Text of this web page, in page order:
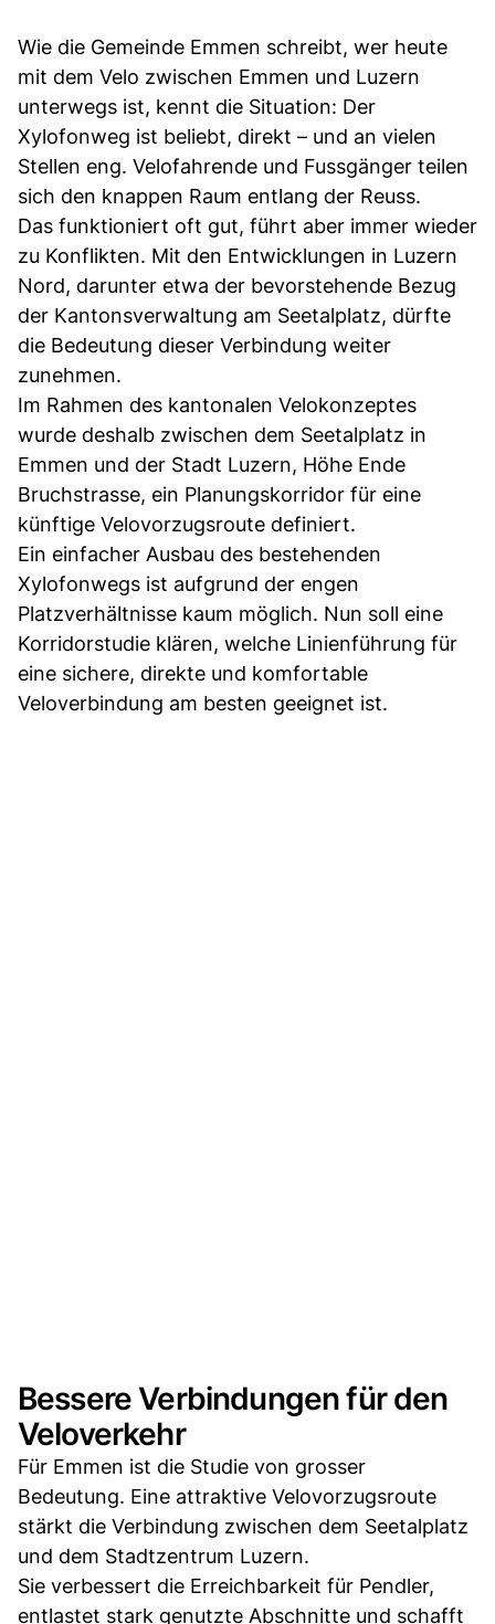
Wie die Gemeinde Emmen schreibt, wer heute
mit dem Velo zwischen Emmen und Luzern
unterwegs ist, kennt die Situation: Der
Xylofonweg ist beliebt, direkt – und an vielen
Stellen eng. Velofahrende und Fussgänger teilen
sich den knappen Raum entlang der Reuss.
Das funktioniert oft gut, führt aber immer wieder
zu Konflikten. Mit den Entwicklungen in Luzern
Nord, darunter etwa der bevorstehende Bezug
der Kantonsverwaltung am Seetalplatz, dürfte
die Bedeutung dieser Verbindung weiter
zunehmen.
Im Rahmen des kantonalen Velokonzeptes
wurde deshalb zwischen dem Seetalplatz in
Emmen und der Stadt Luzern, Höhe Ende
Bruchstrasse, ein Planungskorridor für eine
künftige Velovorzugsroute definiert.
Ein einfacher Ausbau des bestehenden
Xylofonwegs ist aufgrund der engen
Platzverhältnisse kaum möglich. Nun soll eine
Korridorstudie klären, welche Linienführung für
eine sichere, direkte und komfortable
Veloverbindung am besten geeignet ist.
Bessere Verbindungen für den
Veloverkehr
Für Emmen ist die Studie von grosser
Bedeutung. Eine attraktive Velovorzugsroute
stärkt die Verbindung zwischen dem Seetalplatz
und dem Stadtzentrum Luzern.
Sie verbessert die Erreichbarkeit für Pendler,
entlastet stark genutzte Abschnitte und schafft